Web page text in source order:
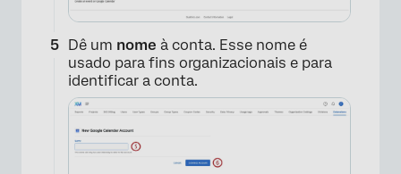
Dê um nome à conta. Esse nome é
usado para fins organizacionais e para
identificar a conta.